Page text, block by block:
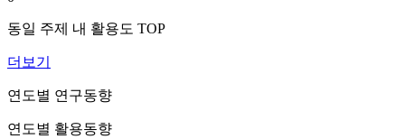
동일 주제 내 활용도 TOP
더보기
연도별 연구동향
연도별 활용동향